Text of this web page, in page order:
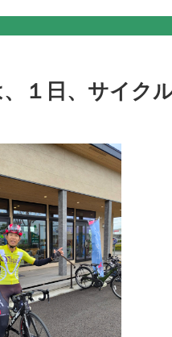
１日、サイク